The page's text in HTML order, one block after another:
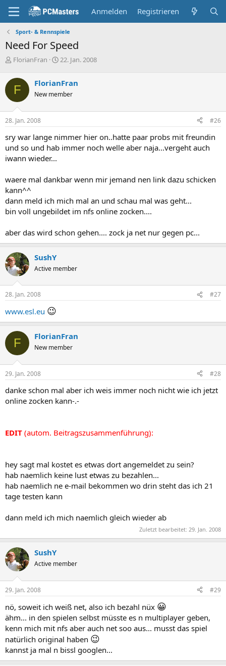
Anmelden Registrieren
Sport- & Rennspiele
Need For Speed
E
s
t
e
l
l
e
FlorianFran
E
t
e
l
m
22. Jan. 2008
F FlorianFran
New member
28. Jan. 2008 #26
sry war lange nimmer hier on..hatte paar probs mit freundin
und so und hab immer noch welle aber naja...vergeht auch
iwann wieder...
waere mal dankbar wenn mir jemand nen link dazu schicken
kann^^
dann meld ich mich mal an und schau mal was geht...
bin voll ungebildet im nfs online zocken....
aber das wird schon gehen.... zock ja net nur gegen pc...
SushY
Active member
28. Jan. 2008 #27
www.esl.eu 😉
F FlorianFran
New member
29. Jan. 2008 #28
danke schon mal aber ich weis immer noch nicht wie ich jetzt
online zocken kann-.-
EDIT (autom. Beitragszusammenführung):
hey sagt mal kostet es etwas dort angemeldet zu sein?
hab naemlich keine lust etwas zu bezahlen...
hab naemlich ne e-mail bekommen wo drin steht das ich 21
tage testen kann
dann meld ich mich naemlich gleich wieder ab
Zuletzt bearbeitet: 29. Jan. 2008
SushY
Active member
29. Jan. 2008 #29
nö, soweit ich weiß net, also ich bezahl nüx 😀
ähm... in den spielen selbst müsste es n multiplayer geben,
kenn mich mit nfs aber auch net soo aus... musst das spiel
natürlich original haben 😉
kannst ja mal n bissl googlen...